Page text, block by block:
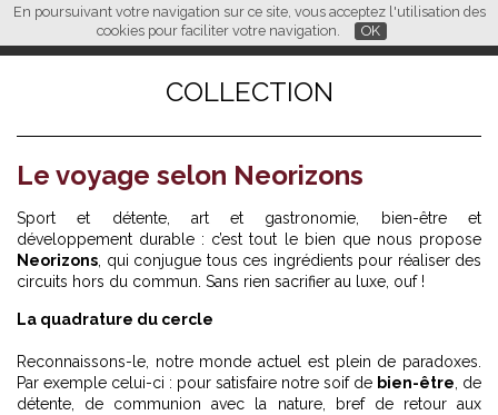
En poursuivant votre navigation sur ce site, vous acceptez l'utilisation des
cookies pour faciliter votre navigation.
OK
FR EN CN
L M
COLLECTION
Le voyage selon Neorizons
Sport et détente, art et gastronomie, bien-être et
développement durable : c’est tout le bien que nous propose
Neorizons , qui conjugue tous ces ingrédients pour réaliser des
circuits hors du commun. Sans rien sacrifier au luxe, ouf !
La quadrature du cercle
Reconnaissons-le, notre monde actuel est plein de paradoxes.
Par exemple celui-ci : pour satisfaire notre soif de bien-être , de
détente, de communion avec la nature, bref de retour aux